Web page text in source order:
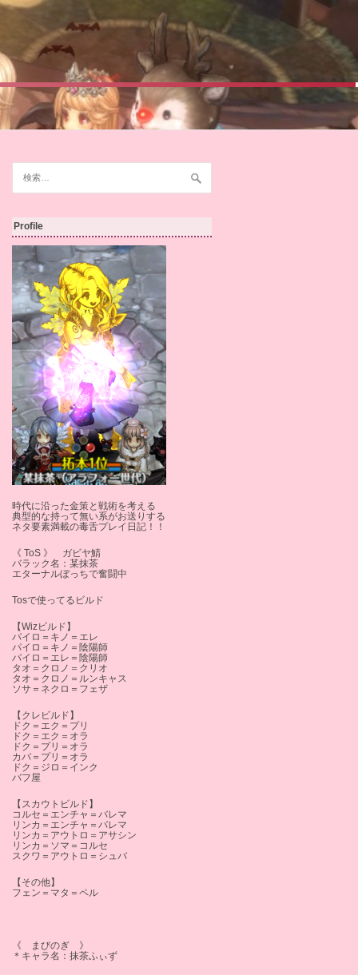
索:
Profile
時代に沿った金策と戦術を考える
典型的な持って無い系がお送りする
ネタ要素満載の毒舌プレイ日記！！
《 ToS 》 ガビヤ鯖
バラック名：某抹茶
エターナルぼっちで奮闘中
Tosで使ってるビルド
【Wizビルド】
パイロ＝キノ＝エレ
パイロ＝キノ＝陰陽師
パイロ＝エレ＝陰陽師
タオ＝クロノ＝クリオ
タオ＝クロノ＝ルンキャス
ソサ＝ネクロ＝フェザ
【クレビルド】
ドク＝エク＝プリ
ドク＝エク＝オラ
ドク＝プリ＝オラ
カバ＝プリ＝オラ
ドク＝ジロ＝インク
バフ屋
【スカウトビルド】
コルセ＝エンチャ＝バレマ
リンカ＝エンチャ＝バレマ
リンカ＝アウトロ＝アサシン
リンカ＝ソマ＝コルセ
スクワ＝アウトロ＝シュバ
【その他】
フェン＝マタ＝ペル
《 まびのぎ 》
＊キャラ名：抹茶ふぃず